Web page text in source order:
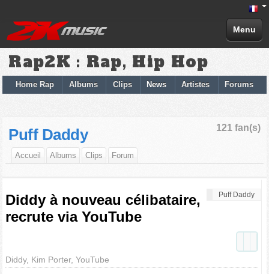
Menu
Rap2K : Rap, Hip Hop
Home Rap Albums Clips News Artistes Forums
121 fan(s)
Puff Daddy
Accueil Albums Clips Forum
Puff Daddy
Diddy à nouveau célibataire,
recrute via YouTube
Diddy, Kim Porter, YouTube